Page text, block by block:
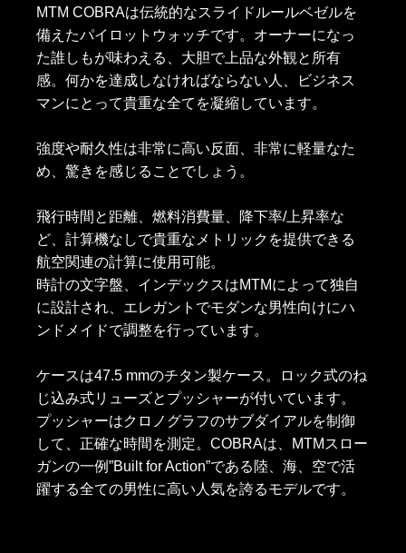
MTM COBRAは伝統的なスライドルールベゼルを
備えたパイロットウォッチです。オーナーになっ
た誰しもが味わえる、大胆で上品な外観と所有
感。何かを達成しなければならない人、ビジネス
マンにとって貴重な全てを凝縮しています。
強度や耐久性は非常に高い反面、非常に軽量なた
め、驚きを感じることでしょう。
飛行時間と距離、燃料消費量、降下率/上昇率な
ど、計算機なしで貴重なメトリックを提供できる
航空関連の計算に使用可能。
時計の文字盤、インデックスはMTMによって独自
に設計され、エレガントでモダンな男性向けにハ
ンドメイドで調整を行っています。
ケースは47.5 mmのチタン製ケース。ロック式のね
じ込み式リューズとプッシャーが付いています。
プッシャーはクロノグラフのサブダイアルを制御
して、正確な時間を測定。COBRAは、MTMスロー
ガンの一例”Built for Action”である陸、海、空で活
躍する全ての男性に高い人気を誇るモデルです。